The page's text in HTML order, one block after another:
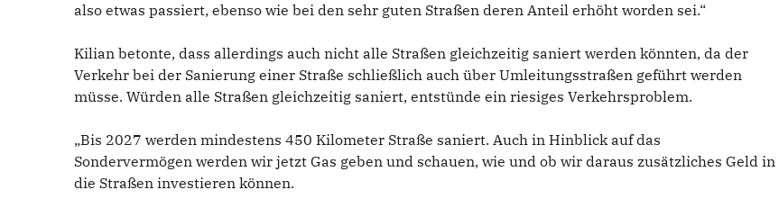
also etwas passiert, ebenso wie bei den sehr guten Straßen deren Anteil erhöht worden sei.“
Kilian betonte, dass allerdings auch nicht alle Straßen gleichzeitig saniert werden könnten, da der
Verkehr bei der Sanierung einer Straße schließlich auch über Umleitungsstraßen geführt werden
müsse. Würden alle Straßen gleichzeitig saniert, entstünde ein riesiges Verkehrsproblem.
„Bis 2027 werden mindestens 450 Kilometer Straße saniert. Auch in Hinblick auf das
Sondervermögen werden wir jetzt Gas geben und schauen, wie und ob wir daraus zusätzliches Geld in
die Straßen investieren können.